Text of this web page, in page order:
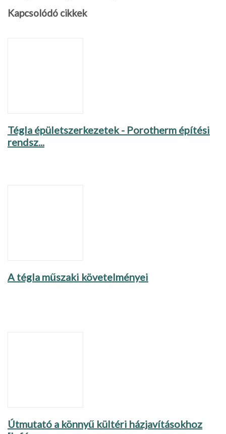
Kapcsolódó cikkek
Tégla épületszerkezetek - Porotherm építési
rendsz...
A tégla műszaki követelményei
Útmutató a könnyű kültéri házjavításokhoz